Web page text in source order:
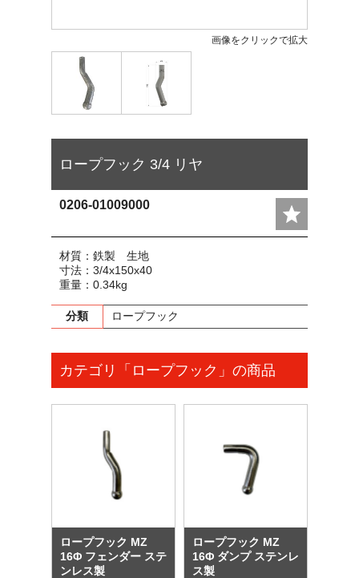
画像をクリックで拡大
ロープフック 3/4 リヤ
0206-01009000
材質：鉄製 生地
寸法：3/4x150x40
重量：0.34kg
分類 ロープフック
カテゴリ「ロープフック」の商品
ロープフック MZ
16Φ フェンダー ステ
ンレス製
ロープフック MZ
16Φ ダンプ ステンレ
ス製